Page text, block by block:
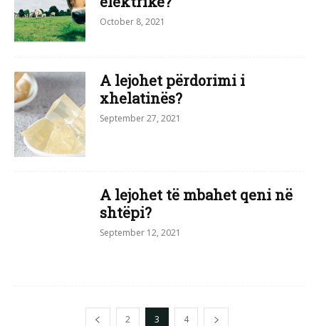
October 8, 2021
A lejohet përdorimi i
xhelatinës?
September 27, 2021
A lejohet të mbahet qeni në
shtëpi?
September 12, 2021
2 3 4